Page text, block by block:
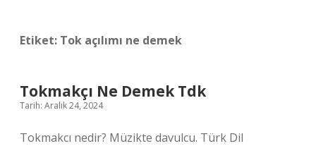
Etiket: Tok açılımı ne demek
Tokmakçı Ne Demek Tdk
Tarih: Aralık 24, 2024
Tokmakcı nedir? Müzikte davulcu. Türk Dil